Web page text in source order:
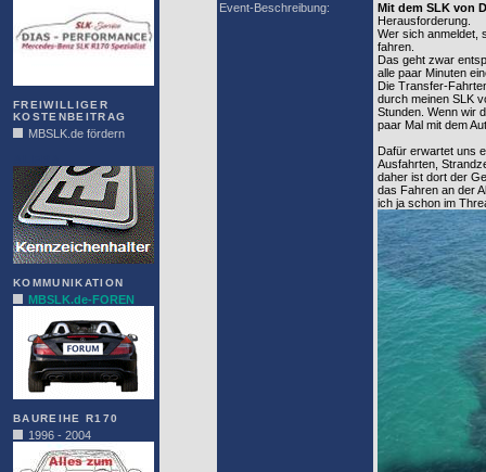
FREIWILLIGER
KOSTENBEITRAG
MBSLK.de fördern
KOMMUNIKATION
MBSLK.de-FOREN
BAUREIHE R170
1996 - 2004
Event-Beschreibung:
Mit dem SLK von
Herausforderung.
Wer sich anmeldet,
fahren.
Das geht zwar
alle paar Minuten
Die Transfer-
durch meinen SLK
Stunden. Wenn wir
paar Mal mit dem
Dafür erwartet uns
Ausfahrten,
daher ist dort der
das Fahren an der
ich ja schon im